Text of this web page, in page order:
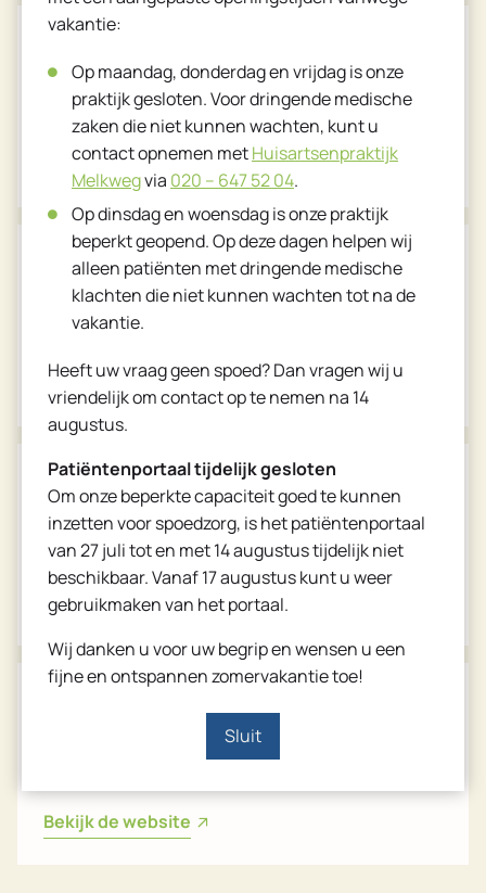
Keizer Karelpark
Bekijk de website
Ouderen advies, maatschappelijk werk en wijkcoach
Participe
Website Participe
Thuiszorg
Brentano
Bekijk de website
Bekijk de website
Dutch
vakantie:
Op maandag, donderdag en vrijdag is onze
praktijk gesloten. Voor dringende medische
zaken die niet kunnen wachten, kunt u
contact opnemen metHuisartsenpraktijk
Melkwegvia 020 – 647 52 04.
Op dinsdag en woensdag is onze praktijk
beperkt geopend. Op deze dagen helpen wij
alleen patiënten met dringende medische
klachten die niet kunnen wachten tot na de
vakantie.
Heeft uw vraag geen spoed? Dan vragen wij u
vriendelijk om contact op te nemen na 14
augustus.
Patiëntenportaal tijdelijk gesloten
Om onze beperkte capaciteit goed te kunnen
inzetten voor spoedzorg, is het patiëntenportaal
van 27 juli tot en met 14 augustus tijdelijk niet
beschikbaar. Vanaf 17 augustus kunt u weer
gebruikmaken van het portaal.
Wij danken u voor uw begrip en wensen u een
fijne en ontspannen zomervakantie toe!
Sluit